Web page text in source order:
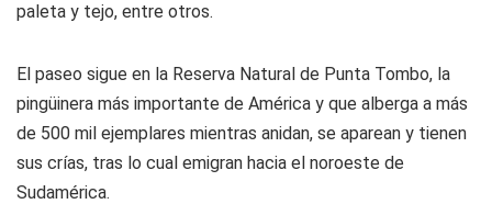
paleta y tejo, entre otros.
El paseo sigue en la Reserva Natural de Punta Tombo, la
pingüinera más importante de América y que alberga a más
de 500 mil ejemplares mientras anidan, se aparean y tienen
sus crías, tras lo cual emigran hacia el noroeste de
Sudamérica.